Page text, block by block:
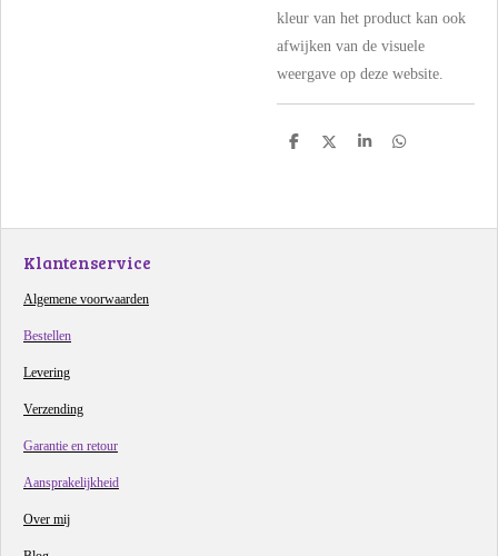
kleur van het product kan ook
afwijken van de visuele
weergave op deze website.
D
D
S
D
Klantenservice
Algemene voorwaarden
Bestellen
Levering
Verzending
Garantie en retour
Aansprakelijkheid
Over mij